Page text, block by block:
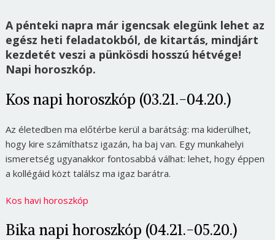
A pénteki napra már igencsak elegünk lehet az
egész heti feladatokból, de kitartás, mindjárt
kezdetét veszi a pünkösdi hosszú hétvége!
Napi horoszkóp.
Kos napi horoszkóp (03.21.-04.20.)
Az életedben ma előtérbe kerül a barátság: ma kiderülhet,
hogy kire számíthatsz igazán, ha baj van. Egy munkahelyi
ismeretség ugyanakkor fontosabbá válhat: lehet, hogy éppen
a kollégáid közt találsz ma igaz barátra.
Kos havi horoszkóp
Bika napi horoszkóp (04.21.-05.20.)